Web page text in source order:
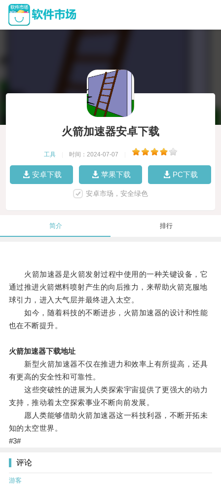
火箭加速器安卓下载
工具 时间：2024-07-07
安卓下载 苹果下载 PC下载
安卓市场，安全绿色
简介 排行
火箭加速器是火箭发射过程中使用的一种关键设备，它
通过推进火箭燃料喷射产生的向后推力，来帮助火箭克服地
球引力，进入大气层并最终进入太空。
如今，随着科技的不断进步，火箭加速器的设计和性能
也在不断提升。
火箭加速器下载地址
新型火箭加速器不仅在推进力和效率上有所提高，还具
有更高的安全性和可靠性。
这些突破性的进展为人类探索宇宙提供了更强大的动力
支持，推动着太空探索事业不断向前发展。
愿人类能够借助火箭加速器这一科技利器，不断开拓未
知的太空世界。
#3#
评论
游客